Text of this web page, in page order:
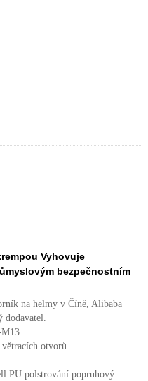
Vyhovuje
bezpečnostním
na helmy v Číně, Alibaba
dodavatel.
otvorů
PU polstrování popruhový